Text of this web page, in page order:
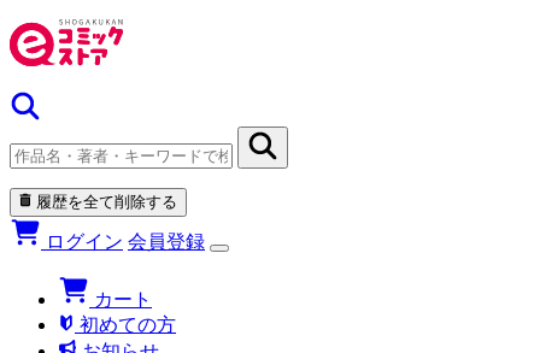
履歴を全て削除する
ログイン 会員登録
カート
初めての方